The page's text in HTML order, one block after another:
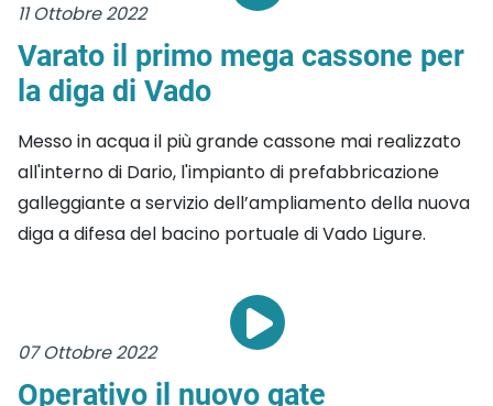
11 Ottobre 2022
Varato il primo mega cassone per
la diga di Vado
Messo in acqua il più grande cassone mai realizzato
all'interno di Dario, l'impianto di prefabbricazione
galleggiante a servizio dell’ampliamento della nuova
diga a difesa del bacino portuale di Vado Ligure.
07 Ottobre 2022
Operativo il nuovo gate